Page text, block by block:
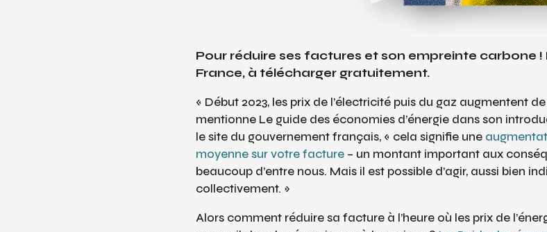
Pour réduire ses factures et son empreinte carbone
France, à télécharger gratuitement.
« Début 2023, les prix de l’électricité puis du gaz augmentent
mentionne Le guide des économies d’énergie dans son
le site du gouvernement français, « cela signifie une
moyenne sur votre facture – un montant important aux
beaucoup d’entre nous. Mais il est possible d’agir, aussi bien
collectivement. »
Alors comment réduire sa facture à l’heure où les prix de